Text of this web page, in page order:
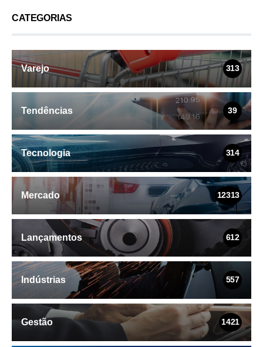
CATEGORIAS
Varejo 313
Tendências 39
Tecnologia 314
Mercado 12313
Lançamentos 612
Indústrias 557
Gestão 1421